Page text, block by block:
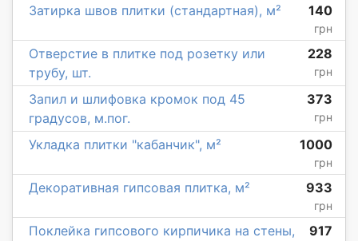
Затирка швов плитки (стандартная), м² 140
грн
Отверстие в плитке под розетку или
трубу, шт.
228
грн
Запил и шлифовка кромок под 45
градусов, м.пог.
373
грн
Укладка плитки "кабанчик", м² 1000
грн
Декоративная гипсовая плитка, м² 933
грн
Поклейка гипсового кирпичика на стены,
917